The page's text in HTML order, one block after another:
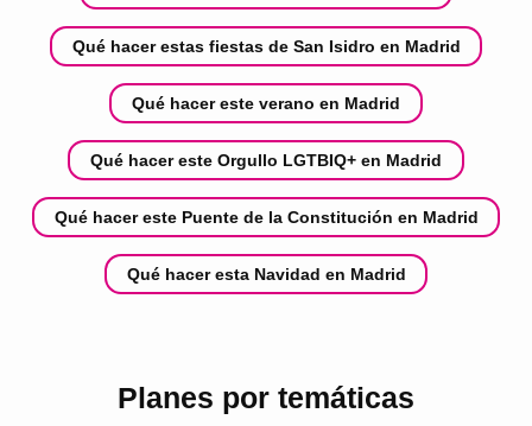
Qué hacer estas fiestas de San Isidro en Madrid
Qué hacer este verano en Madrid
Qué hacer este Orgullo LGTBIQ+ en Madrid
Qué hacer este Puente de la Constitución en Madrid
Qué hacer esta Navidad en Madrid
Planes por temáticas